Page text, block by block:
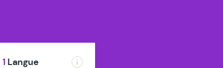
1 Langue